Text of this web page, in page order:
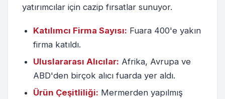
yatırımcılar için cazip fırsatlar sunuyor.
Katılımcı Firma Sayısı: Fuara 400'e yakın
firma katıldı.
Uluslararası Alıcılar: Afrika, Avrupa ve
ABD'den birçok alıcı fuarda yer aldı.
Ürün Çeşitliliği: Mermerden yapılmış